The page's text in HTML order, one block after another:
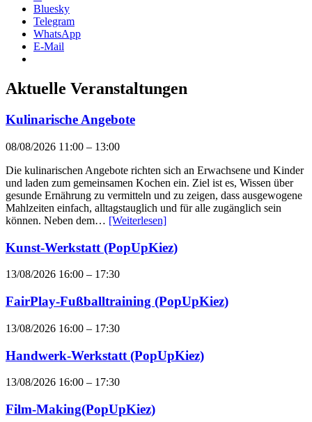
Bluesky
Telegram
WhatsApp
E-Mail
Aktuelle Veranstaltungen
Kulinarische Angebote
08/08/2026 11:00 – 13:00
Die kulinarischen Angebote richten sich an Erwachsene und Kinder
und laden zum gemeinsamen Kochen ein. Ziel ist es, Wissen über
gesunde Ernährung zu vermitteln und zu zeigen, dass ausgewogene
Mahlzeiten einfach, alltagstauglich und für alle zugänglich sein
können. Neben dem… [Weiterlesen]
Kunst-Werkstatt (PopUpKiez)
13/08/2026 16:00 – 17:30
FairPlay-Fußballtraining (PopUpKiez)
13/08/2026 16:00 – 17:30
Handwerk-Werkstatt (PopUpKiez)
13/08/2026 16:00 – 17:30
Film-Making(PopUpKiez)